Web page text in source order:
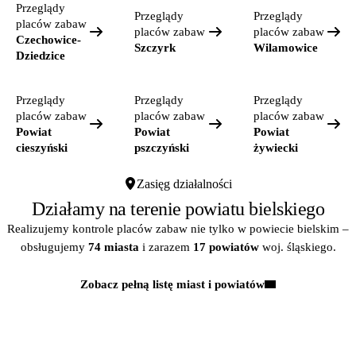
Przeglądy
placów zabaw
Czechowice-
Dziedzice
Przeglądy
placów zabaw
Szczyrk
Przeglądy
placów zabaw
Wilamowice
Przeglądy
placów zabaw
Powiat
cieszyński
Przeglądy
placów zabaw
Powiat
pszczyński
Przeglądy
placów zabaw
Powiat
żywiecki
Zasięg działalności
Działamy na terenie powiatu bielskiego
Realizujemy kontrole placów zabaw nie tylko w powiecie bielskim –
obsługujemy 74 miasta i zarazem 17 powiatówwoj. śląskiego.
Zobacz pełną listę miast i powiatów